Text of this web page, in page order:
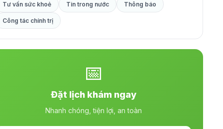
Tư vấn sức khoẻ Tin trong nước Thông báo
Công tác chính trị
📅
Đặt lịch khám ngay
Nhanh chóng, tiện lợi, an toàn